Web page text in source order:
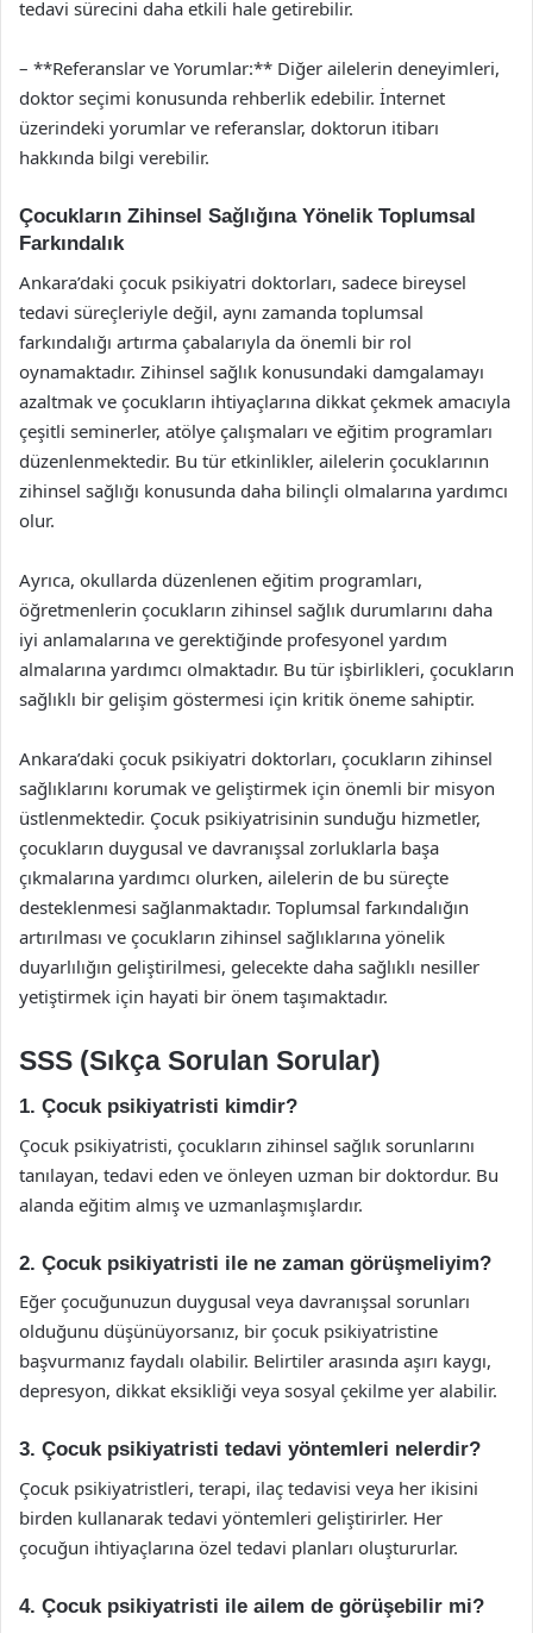
tedavi sürecini daha etkili hale getirebilir.
– **Referanslar ve Yorumlar:** Diğer ailelerin deneyimleri,
doktor seçimi konusunda rehberlik edebilir. İnternet
üzerindeki yorumlar ve referanslar, doktorun itibarı
hakkında bilgi verebilir.
Çocukların Zihinsel Sağlığına Yönelik Toplumsal
Farkındalık
Ankara’daki çocuk psikiyatri doktorları, sadece bireysel
tedavi süreçleriyle değil, aynı zamanda toplumsal
farkındalığı artırma çabalarıyla da önemli bir rol
oynamaktadır. Zihinsel sağlık konusundaki damgalamayı
azaltmak ve çocukların ihtiyaçlarına dikkat çekmek amacıyla
çeşitli seminerler, atölye çalışmaları ve eğitim programları
düzenlenmektedir. Bu tür etkinlikler, ailelerin çocuklarının
zihinsel sağlığı konusunda daha bilinçli olmalarına yardımcı
olur.
Ayrıca, okullarda düzenlenen eğitim programları,
öğretmenlerin çocukların zihinsel sağlık durumlarını daha
iyi anlamalarına ve gerektiğinde profesyonel yardım
almalarına yardımcı olmaktadır. Bu tür işbirlikleri, çocukların
sağlıklı bir gelişim göstermesi için kritik öneme sahiptir.
Ankara’daki çocuk psikiyatri doktorları, çocukların zihinsel
sağlıklarını korumak ve geliştirmek için önemli bir misyon
üstlenmektedir. Çocuk psikiyatrisinin sunduğu hizmetler,
çocukların duygusal ve davranışsal zorluklarla başa
çıkmalarına yardımcı olurken, ailelerin de bu süreçte
desteklenmesi sağlanmaktadır. Toplumsal farkındalığın
artırılması ve çocukların zihinsel sağlıklarına yönelik
duyarlılığın geliştirilmesi, gelecekte daha sağlıklı nesiller
yetiştirmek için hayati bir önem taşımaktadır.
SSS (Sıkça Sorulan Sorular)
1. Çocuk psikiyatristi kimdir?
Çocuk psikiyatristi, çocukların zihinsel sağlık sorunlarını
tanılayan, tedavi eden ve önleyen uzman bir doktordur. Bu
alanda eğitim almış ve uzmanlaşmışlardır.
2. Çocuk psikiyatristi ile ne zaman görüşmeliyim?
Eğer çocuğunuzun duygusal veya davranışsal sorunları
olduğunu düşünüyorsanız, bir çocuk psikiyatristine
başvurmanız faydalı olabilir. Belirtiler arasında aşırı kaygı,
depresyon, dikkat eksikliği veya sosyal çekilme yer alabilir.
3. Çocuk psikiyatristi tedavi yöntemleri nelerdir?
Çocuk psikiyatristleri, terapi, ilaç tedavisi veya her ikisini
birden kullanarak tedavi yöntemleri geliştirirler. Her
çocuğun ihtiyaçlarına özel tedavi planları oluştururlar.
4. Çocuk psikiyatristi ile ailem de görüşebilir mi?